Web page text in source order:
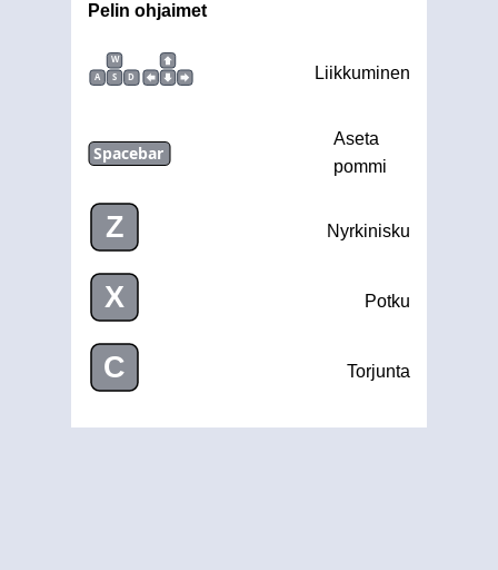
Pelin ohjaimet
W
A
S D Liikkuminen
Spacebar
Aseta
pommi
Z Nyrkinisku
X Potku
C Torjunta